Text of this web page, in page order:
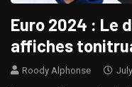
Euro 2024 : Le
affiches
Roody Alphonse